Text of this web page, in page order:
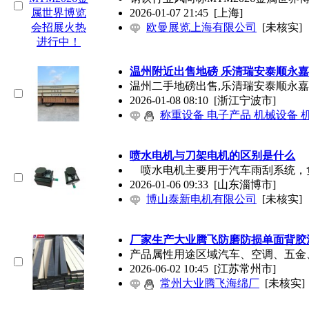
2026-01-07 21:45 [上海]
欧曼展览上海有限公司
[未核实]
温州附近出售地磅 乐清瑞安泰顺永
温州二手地磅出售,乐清瑞安泰顺永
2026-01-08 08:10 [浙江宁波市]
称重设备 电子产品 机械设备
喷水电机与刀架电机的区别是什么
喷水电机主要用于汽车雨刮系统，
2026-01-06 09:33 [山东淄博市]
博山泰新电机有限公司
[未核实]
厂家生产大业腾飞防磨防损单面背胶
产品属性用途区域汽车、空调、五
2026-06-02 10:45 [江苏常州市]
常州大业腾飞海绵厂 [未核实]